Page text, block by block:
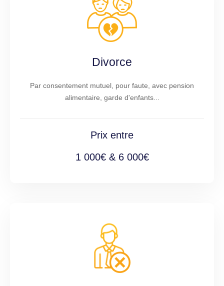
Divorce
Par consentement mutuel, pour faute, avec pension
alimentaire, garde d'enfants...
Prix entre
1 000€ & 6 000€